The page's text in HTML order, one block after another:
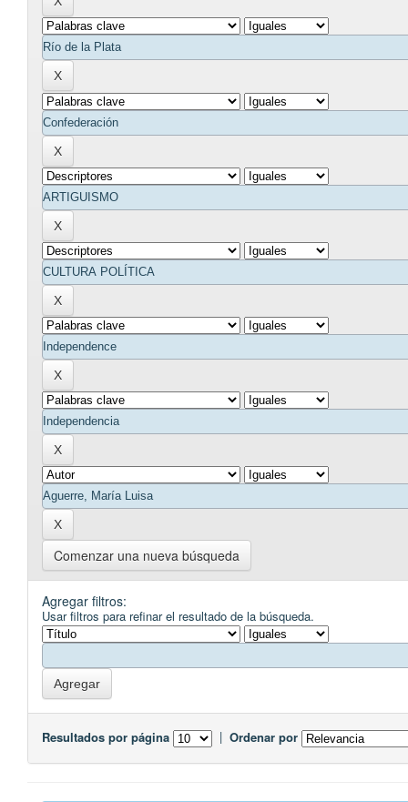
Comenzar una nueva búsqueda
Agregar filtros:
Usar filtros para refinar el resultado de la búsqueda.
Resultados por página | Ordenar por